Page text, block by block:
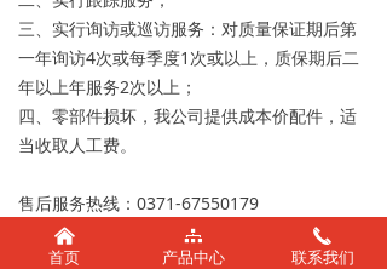
三、实行询访或巡访服务：对质量保证期后第
一年询访4次或每季度1次或以上，质保期后二
年以上年服务2次以上；
四、零部件损坏，我公司提供成本价配件，适
当收取人工费。
售后服务热线：0371-67550179
낀
首页
뀒
产品中心
끅
联系我们